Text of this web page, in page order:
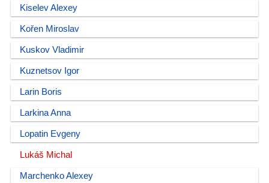
Kiselev Alexey
Kořen Miroslav
Kuskov Vladimir
Kuznetsov Igor
Larin Boris
Larkina Anna
Lopatin Evgeny
Lukáš Michal
Marchenko Alexey